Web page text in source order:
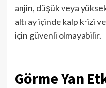
anjin, düşük veya
altı ay içinde kalp krizi
için güvenli olmayabilir.
Görme Yan